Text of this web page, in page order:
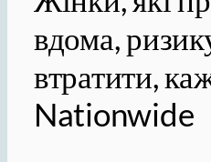
вдома,
втратити,
Nationwide